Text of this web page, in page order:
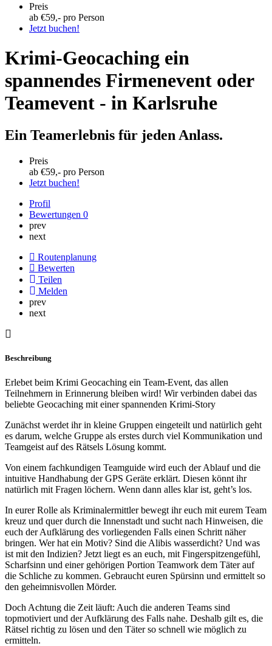
Preis
ab €59,- pro Person
Jetzt buchen!
Krimi-Geocaching ein
spannendes Firmenevent oder
Teamevent - in Karlsruhe
Ein Teamerlebnis für jeden Anlass.
Preis
ab €59,- pro Person
Jetzt buchen!
Profil
Bewertungen 0
prev
next
Routenplanung
Bewerten
Teilen
Melden
prev
next
Beschreibung
Erlebet beim Krimi Geocaching ein Team-Event, das allen
Teilnehmern in Erinnerung bleiben wird! Wir verbinden dabei das
beliebte Geocaching mit einer spannenden Krimi-Story
Zunächst werdet ihr in kleine Gruppen eingeteilt und natürlich geht
es darum, welche Gruppe als erstes durch viel Kommunikation und
Teamgeist auf des Rätsels Lösung kommt.
Von einem fachkundigen Teamguide wird euch der Ablauf und die
intuitive Handhabung der GPS Geräte erklärt. Diesen könnt ihr
natürlich mit Fragen löchern. Wenn dann alles klar ist, geht’s los.
In eurer Rolle als Kriminalermittler bewegt ihr euch mit eurem Team
kreuz und quer durch die Innenstadt und sucht nach Hinweisen, die
euch der Aufklärung des vorliegenden Falls einen Schritt näher
bringen. Wer hat ein Motiv? Sind die Alibis wasserdicht? Und was
ist mit den Indizien? Jetzt liegt es an euch, mit Fingerspitzengefühl,
Scharfsinn und einer gehörigen Portion Teamwork dem Täter auf
die Schliche zu kommen. Gebraucht euren Spürsinn und ermittelt so
den geheimnisvollen Mörder.
Doch Achtung die Zeit läuft: Auch die anderen Teams sind
topmotiviert und der Aufklärung des Falls nahe. Deshalb gilt es, die
Rätsel richtig zu lösen und den Täter so schnell wie möglich zu
ermitteln.